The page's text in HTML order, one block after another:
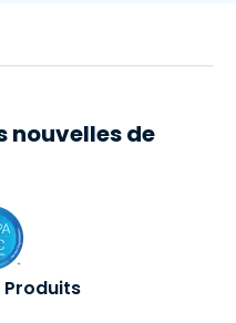
Produits
nouvelles de